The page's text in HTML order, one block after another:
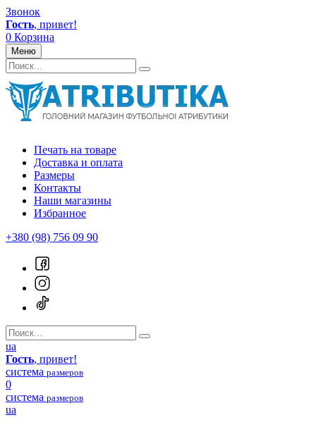
Звонок
Гость, привет!
0 Корзина
Меню
Печать на товаре
Доставка и оплата
Размеры
Контакты
Наши магазины
Избранное
+380 (98) 756 09 90
ua
Гость, привет!
система размеров
0
система размеров
ua